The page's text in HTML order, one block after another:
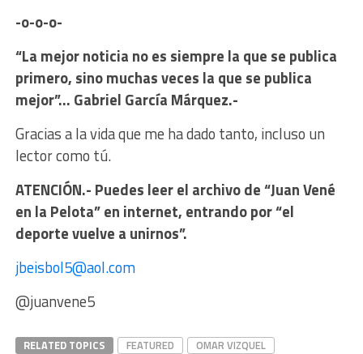
-o-o-o-
“La mejor noticia no es siempre la que se publica
primero, sino muchas veces la que se publica
mejor”… Gabriel García Márquez.-
Gracias a la vida que me ha dado tanto, incluso un
lector como tú.
ATENCIÓN.- Puedes leer el archivo de “Juan Vené
en la Pelota” en internet, entrando por “el
deporte vuelve a unirnos”.
jbeisbol5@aol.com
@juanvene5
RELATED TOPICS FEATURED OMAR VIZQUEL